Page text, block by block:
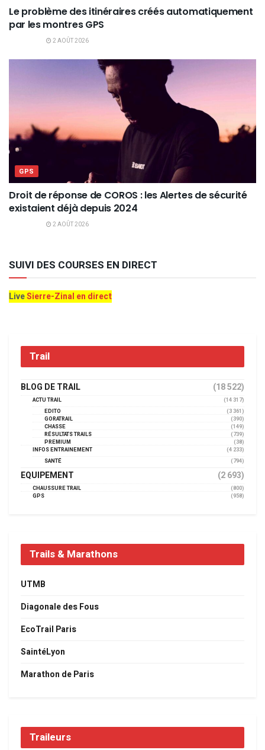
Le problème des itinéraires créés automatiquement
par les montres GPS
2 AOÛT 2026
GPS
Droit de réponse de COROS : les Alertes de sécurité
existaient déjà depuis 2024
2 AOÛT 2026
SUIVI DES COURSES EN DIRECT
LiveSierre-Zinal en direct
Trail
BLOG DE TRAIL (18 522)
ACTU TRAIL
(14 317)
EDITO
(3 361)
GORATRAIL
(390)
CHASSE
(149)
RÉSULTATS TRAILS
(739)
PREMIUM
(38)
INFOS ENTRAINEMENT
(4 233)
SANTÉ
(794)
EQUIPEMENT (2 693)
CHAUSSURE TRAIL
(800)
GPS
(958)
Trails & Marathons
UTMB
Diagonale des Fous
EcoTrail Paris
SaintéLyon
Marathon de Paris
Traileurs